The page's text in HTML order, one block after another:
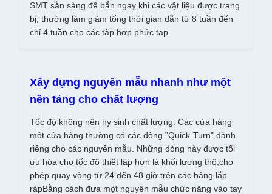
SMT sẵn sàng để bắn ngay khi các vật liệu được trang
bị, thường làm giảm tổng thời gian dẫn từ 8 tuần đến
chỉ 4 tuần cho các tập hợp phức tạp.
Xây dựng nguyên mẫu nhanh như một
nền tảng cho chất lượng
Tốc độ không nên hy sinh chất lượng. Các cửa hàng
một cửa hàng thường có các dòng "Quick-Turn" dành
riêng cho các nguyên mẫu. Những dòng này được tối
ưu hóa cho tốc độ thiết lập hơn là khối lượng thô,cho
phép quay vòng từ 24 đến 48 giờ trên các bảng lắp
rápBằng cách đưa một nguyên mẫu chức năng vào tay